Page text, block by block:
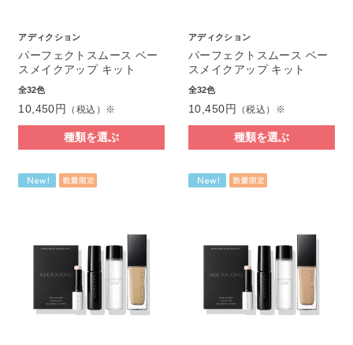
アディクション
パーフェクトスムース ベー
スメイクアップ キット
全32色
10,450円 （税込）※
種類を選ぶ
アディクション
パーフェクトスムース ベー
スメイクアップ キット
全32色
10,450円 （税込）※
種類を選ぶ